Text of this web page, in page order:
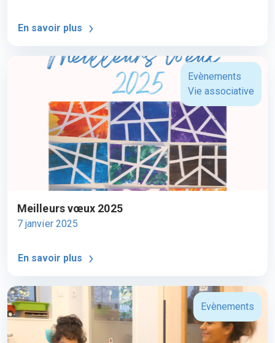
En savoir plus
Evènements
Vie associative
Meilleurs vœux 2025
7 janvier 2025
En savoir plus
Evènements